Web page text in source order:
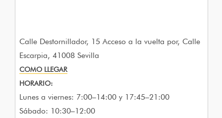
Calle Destornillador, 15 Acceso a la vuelta por, Calle
Escarpia, 41008 Sevilla
COMO LLEGAR
HORARIO:
Lunes a viernes: 7:00–14:00 y 17:45–21:00
Sábado: 10:30–12:00